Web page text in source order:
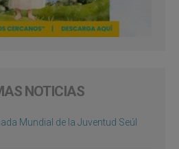
NOTICIAS
Mundial de la Juventud Seúl